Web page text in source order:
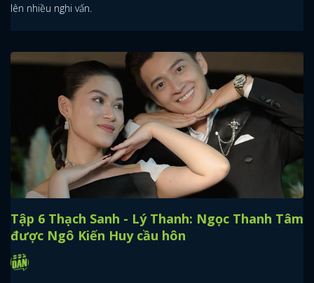
lên nhiều nghi vấn.
Tập 6 Thạch Sanh - Lý Thanh: Ngọc Thanh Tâm
được Ngô Kiến Huy cầu hôn